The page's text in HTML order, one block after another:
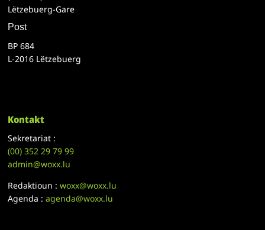
Lëtzebuerg-Gare
Post
BP 684
L-2016 Lëtzebuerg
Kontakt
Sekretariat :
(00)352 29 79 99
admin@woxx.lu
Redaktioun :woxx@woxx.lu
Agenda :agenda@woxx.lu